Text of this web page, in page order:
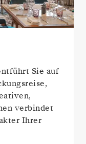
Sie auf
verbindet
Ihrer